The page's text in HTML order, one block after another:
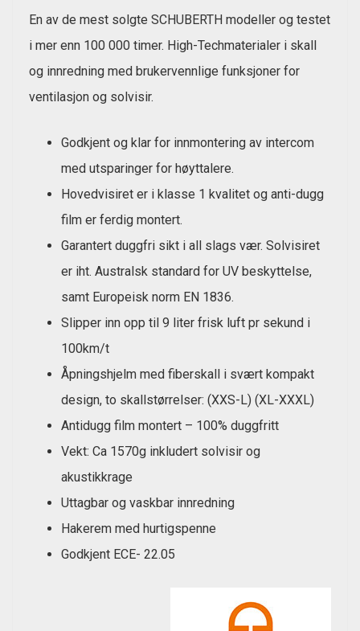
En av de mest solgte SCHUBERTH modeller og testet
i mer enn 100 000 timer. High-Techmaterialer i skall
og innredning med brukervennlige funksjoner for
ventilasjon og solvisir.
Godkjent og klar for innmontering av intercom
med utsparinger for høyttalere.
Hovedvisiret er i klasse 1 kvalitet og anti-dugg
film er ferdig montert.
Garantert duggfri sikt i all slags vær. Solvisiret
er iht. Australsk standard for UV beskyttelse,
samt Europeisk norm EN 1836.
Slipper inn opp til 9 liter frisk luft pr sekund i
100km/t
Åpningshjelm med fiberskall i svært kompakt
design, to skallstørrelser: (XXS-L) (XL-XXXL)
Antidugg film montert – 100% duggfritt
Vekt: Ca 1570g inkludert solvisir og
akustikkrage
Uttagbar og vaskbar innredning
Hakerem med hurtigspenne
Godkjent ECE- 22.05